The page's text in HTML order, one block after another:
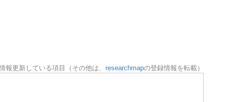
報更新している項目（その他は、 researchmapの登録情報を転載）